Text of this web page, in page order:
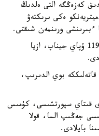
كەزەڭگە التى ەلدىڭ
ەكى ىرىكتەۋ
ءبىرىنشى ورىنمەن شىقتى.
ودان بولەك، ءبىزدىڭ سپورتشىمىز 119 ۇپاي جيناپ، ازيا
بوي الدىرىپ،
قىتاي سپورتشىسى، كۇمىس
جەڭىپ السا، قولا
بايلادى.